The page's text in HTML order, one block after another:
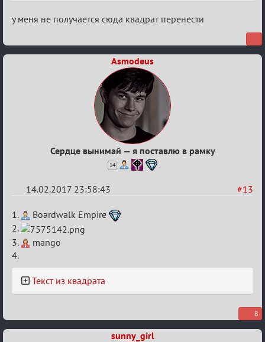
Re:
Любви
у меня не получается сюда квадрат перенести
Asmodeus
Сердце вынимай — я поставлю в рамку
14
#13
14.02.2017 23:58:43
Re:
Квадрат
Любви
1.
Boardwalk Empire
2.
3.
mango
4.
Текст из квадрата
8
sunny_girl